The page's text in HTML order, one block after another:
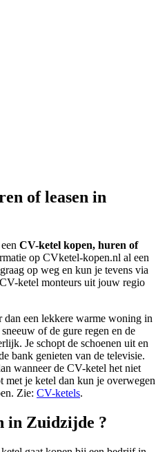
of leasen in
CV-ketel kopen, huren of
op CVketel-kopen.nl al een
op weg en kun je tevens via
ketel monteurs uit jouw regio
een lekkere warme woning in
of de gure regen en de
Je schopt de schoenen uit en
bank genieten van de televisie.
wanneer de CV-ketel het niet
met je ketel dan kun je overwegen
Zie: CV-ketels.
in Zuidzijde ?